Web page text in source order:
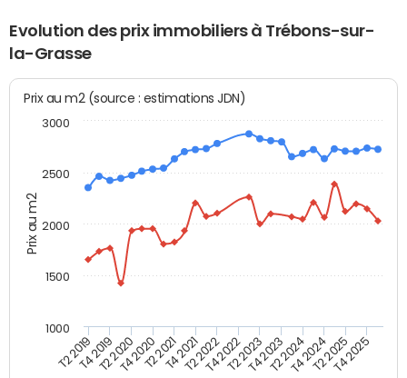
Evolution des prix immobiliers à Trébons-sur-
la-Grasse
Prix au m2
Prix au m2 (source : estimations JDN)
T2 2019T4 2019T2 2020T4 2020T2 2021T4 2021T2 2022T4 2022T2 2023T4 2023T2 2024T4 2024T2 2025T4 2025
1000
1500
2000
2500
3000